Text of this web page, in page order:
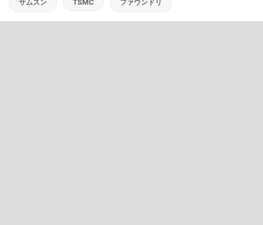
サムスン TSMC ファウンドリ